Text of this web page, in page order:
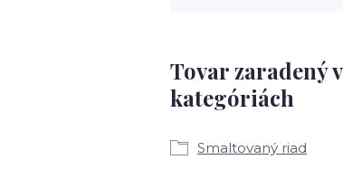
Tovar zaradený v
kategóriách
Smaltovaný riad